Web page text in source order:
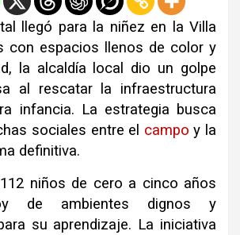
llegó para la niñez en la Villa
con espacios llenos de color y
la alcaldía local dio un golpe
al rescatar la infraestructura
infancia. La estrategia busca
sociales entre el campo y la
definitiva.
niños de cero a cinco años
de ambientes dignos y
su aprendizaje. La iniciativa